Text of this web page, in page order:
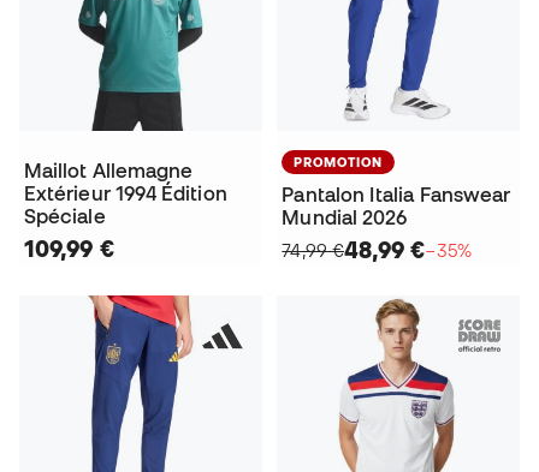
Maillot Allemagne
Extérieur 1994 Édition
Spéciale
109,99 €
PROMOTION
Pantalon Italia Fanswear
Mundial 2026
74,99 €48,99 €−35%